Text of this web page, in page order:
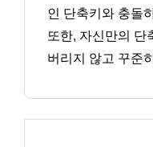
인 단축키와 충돌
또한, 자신만의 단
버리지 않고 꾸준